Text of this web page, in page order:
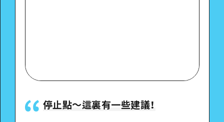
停止點〜這裏有一些建議！